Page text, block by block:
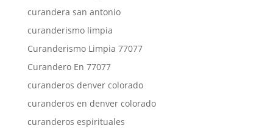
curandera san antonio
curanderismo limpia
Curanderismo Limpia 77077
Curandero En 77077
curanderos denver colorado
curanderos en denver colorado
curanderos espirituales